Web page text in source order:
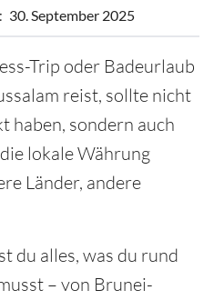
30. September 2025
Trip oder Badeurlaub
reist, sollte nicht
haben, sondern auch
lokale Währung
Länder, andere
du alles, was du rund
– von Brunei-